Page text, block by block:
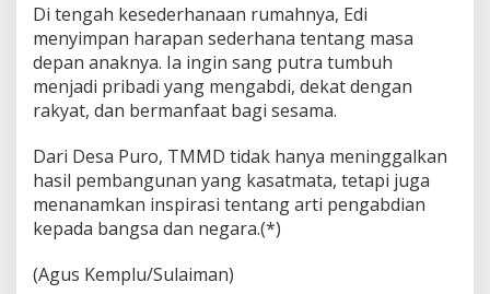
Di tengah kesederhanaan rumahnya, Edi
menyimpan harapan sederhana tentang masa
depan anaknya. Ia ingin sang putra tumbuh
menjadi pribadi yang mengabdi, dekat dengan
rakyat, dan bermanfaat bagi sesama.
Dari Desa Puro, TMMD tidak hanya meninggalkan
hasil pembangunan yang kasatmata, tetapi juga
menanamkan inspirasi tentang arti pengabdian
kepada bangsa dan negara.(*)
(Agus Kemplu/Sulaiman)